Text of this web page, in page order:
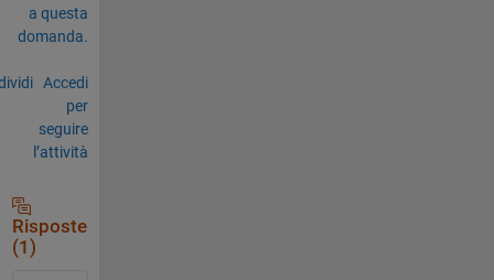
a questa
domanda.
Accedi
per
seguire
l’attività
Risposte
(1)